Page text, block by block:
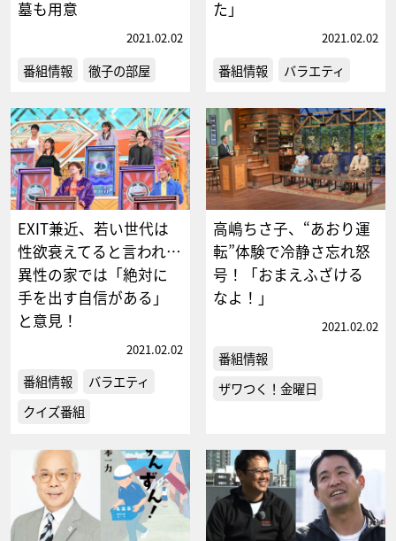
墓も用意
2021.02.02
番組情報 徹子の部屋
た」
2021.02.02
番組情報 バラエティ
EXIT兼近、若い世代は
性欲衰えてると言われ…
異性の家では「絶対に
手を出す自信がある」
と意見！
2021.02.02
番組情報
バラエティ
クイズ番組
高嶋ちさ子、“あおり運
転”体験で冷静さ忘れ怒
号！「おまえふざける
なよ！」
2021.02.02
番組情報
ザワつく！金曜日